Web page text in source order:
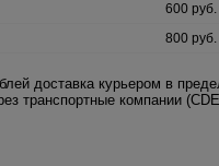
600 руб.
800 руб.
доставка курьером в
транспортные компании